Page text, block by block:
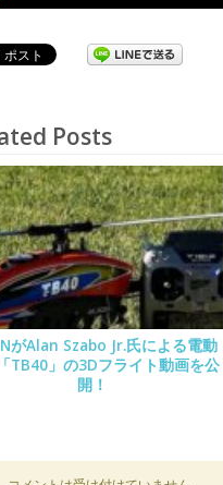
Posts
がAlan Szabo Jr.氏による電動
TB40」の3Dフライト動画を公
開！